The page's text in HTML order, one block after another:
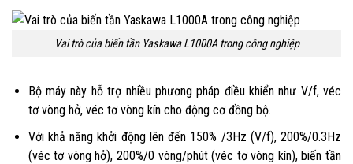
Vai trò của biến tần Yaskawa L1000A trong công nghiệp
Bộ máy này hỗ trợ nhiều phương pháp điều khiển như V/f, véc
tơ vòng hở, véc tơ vòng kín cho động cơ đồng bộ.
Với khả năng khởi động lên đến 150% /3Hz (V/f), 200%/0.3Hz
(véc tơ vòng hở), 200%/0 vòng/phút (véc tơ vòng kín), biến tần